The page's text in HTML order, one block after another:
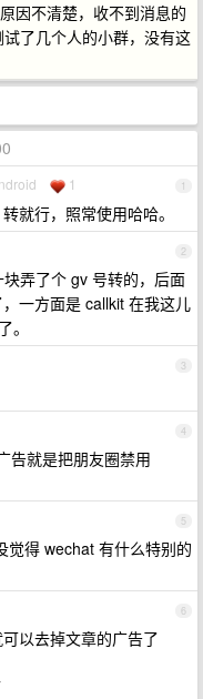
因不清楚，收不到消息的
了几个人的小群，没有这
1
1
就行，照常使用哈哈。
2
弄了个 gv 号转的，后面
一方面是 callkit 在我这儿
。
3
4
告就是把朋友圈禁用
5
觉得 wechat 有什么特别的
6
以去掉文章的广告了